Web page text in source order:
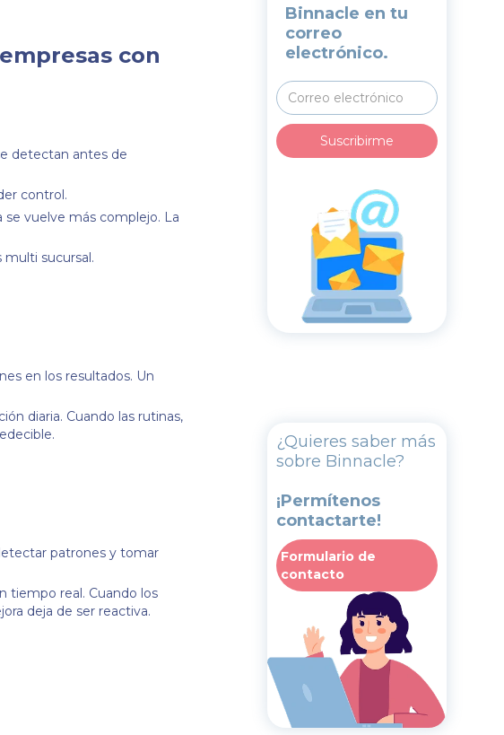
con
detectan antes de
control.
vuelve más complejo. La
sucursal.
en los resultados. Un
diaria. Cuando las rutinas,
patrones y tomar
tiempo real. Cuando los
deja de ser reactiva.
Binnacle en tu
correo
electrónico.
¿Quieres saber más
sobre Binnacle?
¡Permítenos
contactarte!
Formulario de
contacto